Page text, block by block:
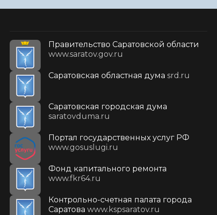
Правительство Саратовской области
www.saratov.gov.ru
Саратовская областная дума srd.ru
Саратовская городская дума
saratovduma.ru
Портал государственных услуг РФ
www.gosuslugi.ru
Фонд капитального ремонта
www.fkr64.ru
Контрольно-счетная палата города
Саратова www.kspsaratov.ru